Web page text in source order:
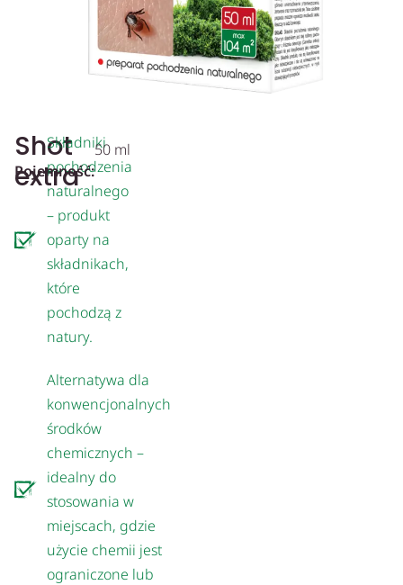
Shot
extra
Składniki
pochodzenia
naturalnego
– produkt
oparty na
składnikach,
które
pochodzą z
natury.
Alternatywa dla
konwencjonalnych
środków
chemicznych –
idealny do
stosowania w
miejscach, gdzie
użycie chemii jest
ograniczone lub
Pojemność:
50 ml